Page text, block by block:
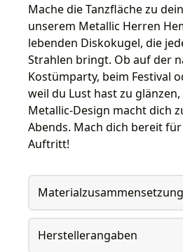
Mache die Tanzfläche zu
unserem Metallic Herren
lebenden Diskokugel, die
Strahlen bringt. Ob auf der
Kostümparty, beim Festival
weil du Lust hast zu
Metallic-Design macht dich
Abends. Mach dich bereit
Auftritt!
Materialzusammensetzung
Herstellerangaben